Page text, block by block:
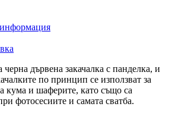
дървена закачалка с панделка, и
по принцип се използват за
кума и шаферите, като също са
фотосесиите и самата сватба.